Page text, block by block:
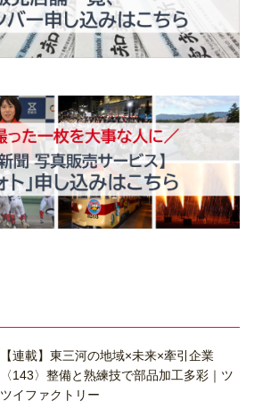
【連載】東三河の地域×未来×牽引企業
〈143〉整備と熟練技で部品加工多彩｜ツ
ツイファクトリー